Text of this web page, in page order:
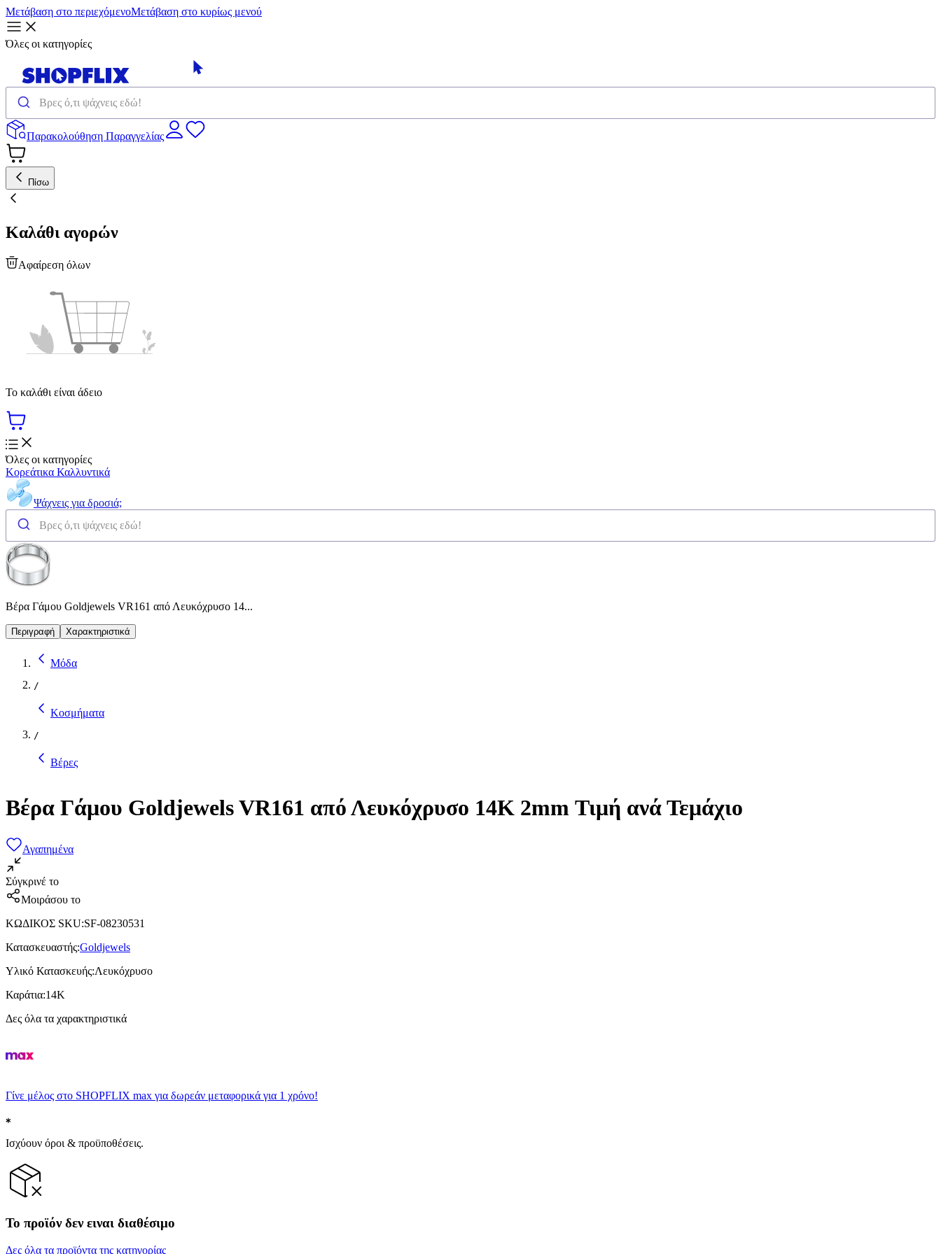
Μετάβαση στο περιεχόμενοΜετάβαση στο κυρίως μενού
Όλες οι κατηγορίες
Παρακολούθηση Παραγγελίας
Πίσω
Καλάθι αγορών
Αφαίρεση όλων
Το καλάθι είναι άδειο
Όλες οι κατηγορίες
Κορεάτικα Καλλυντικά
Ψάχνεις για δροσιά;
Βέρα Γάμου Goldjewels VR161 από Λευκόχρυσο 14...
Περιγραφή Χαρακτηριστικά
Μόδα
/
Κοσμήματα
/
Βέρες
Βέρα Γάμου Goldjewels VR161 από Λευκόχρυσο 14K 2mm Τιμή ανά Τεμάχιο
Αγαπημένα
Σύγκρινέ το
Μοιράσου το
ΚΩΔΙΚΟΣ SKU:SF-08230531
Κατασκευαστής:Goldjewels
Υλικό Κατασκευής:Λευκόχρυσο
Καράτια:14K
Δες όλα τα χαρακτηριστικά
Γίνε μέλος στο SHOPFLIX max για δωρεάν μεταφορικά για 1 χρόνο!
Ισχύουν όροι & προϋποθέσεις.
Το προϊόν δεν ειναι διαθέσιμο
Δες όλα τα προϊόντα της κατηγορίας